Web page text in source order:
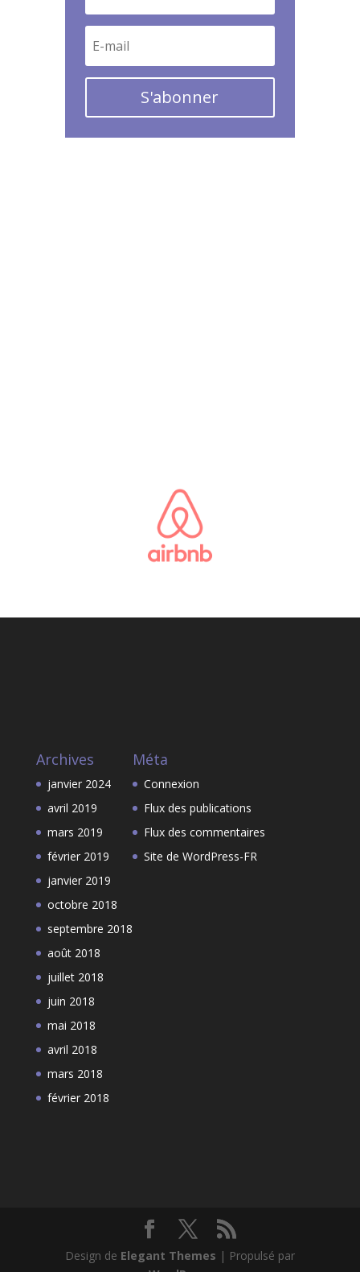
S'abonner
Archives
janvier 2024
avril 2019
mars 2019
février 2019
janvier 2019
octobre 2018
septembre 2018
août 2018
juillet 2018
juin 2018
mai 2018
avril 2018
mars 2018
février 2018
Méta
Connexion
Flux des publications
Flux des commentaires
Site de WordPress-FR
Design de Elegant Themes | Propulsé par